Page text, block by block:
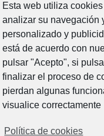
Esta web utiliza
analizar su navegación
personalizado y
está de acuerdo con
pulsar "Acepto", si
finalizar el proceso de
pierdan algunas
visualice correctamente
Política de cookies
Estado de Alarma-
Formacion
Junta Directiva
Noticias
Prevención de
Sin categoría